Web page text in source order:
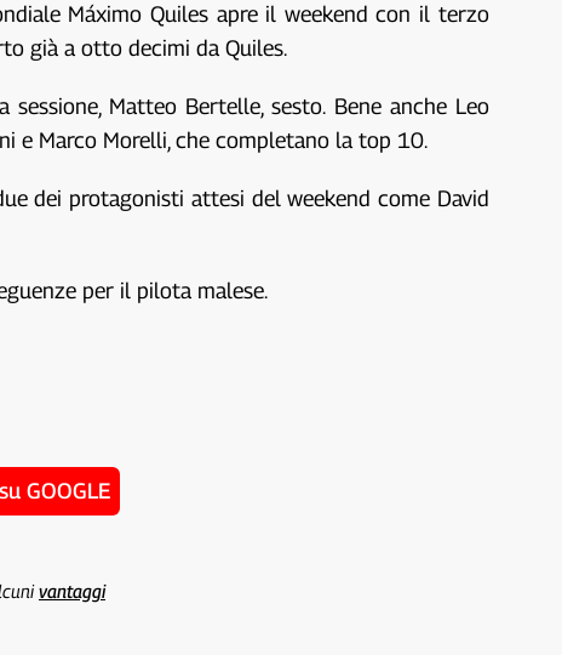
Máximo Quiles apre il weekend con il terzo
già a otto decimi da Quiles.
Matteo Bertelle, sesto. Bene anche Leo
e Marco Morelli, che completano la top 10.
dei protagonisti attesi del weekend come David
per il pilota malese.
GOOGLE
vantaggi